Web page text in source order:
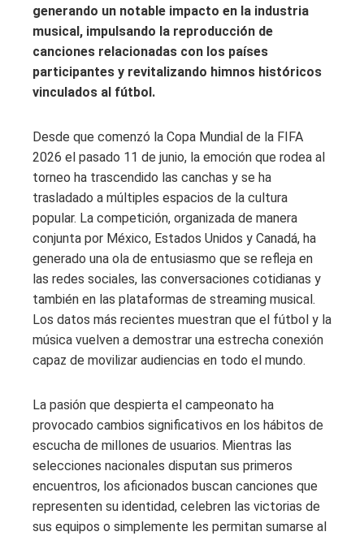
generando un notable impacto en la industria
musical, impulsando la reproducción de
canciones relacionadas con los países
participantes y revitalizando himnos históricos
vinculados al fútbol.
Desde que comenzó la Copa Mundial de la FIFA
2026 el pasado 11 de junio, la emoción que rodea al
torneo ha trascendido las canchas y se ha
trasladado a múltiples espacios de la cultura
popular. La competición, organizada de manera
conjunta por México, Estados Unidos y Canadá, ha
generado una ola de entusiasmo que se refleja en
las redes sociales, las conversaciones cotidianas y
también en las plataformas de streaming musical.
Los datos más recientes muestran que el fútbol y la
música vuelven a demostrar una estrecha conexión
capaz de movilizar audiencias en todo el mundo.
La pasión que despierta el campeonato ha
provocado cambios significativos en los hábitos de
escucha de millones de usuarios. Mientras las
selecciones nacionales disputan sus primeros
encuentros, los aficionados buscan canciones que
representen su identidad, celebren las victorias de
sus equipos o simplemente les permitan sumarse al